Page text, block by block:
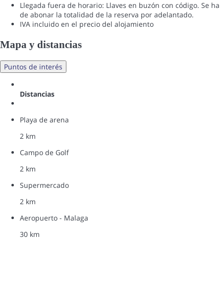
Llegada fuera de horario: Llaves en buzón con código. Se ha
de abonar la totalidad de la reserva por adelantado.
IVA incluido en el precio del alojamiento
Mapa y distancias
Puntos de interés
Distancias
Playa de arena
2 km
Campo de Golf
2 km
Supermercado
2 km
Aeropuerto - Malaga
30 km